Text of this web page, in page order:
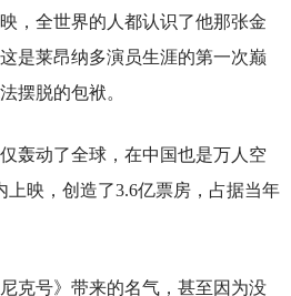
，全世界的人都认识了他那张金
是莱昂纳多演员生涯的第一次巅
摆脱的包袱。
轰动了全球，在中国也是万人空
上映，创造了3.6亿票房，占据当年
克号》带来的名气，甚至因为没